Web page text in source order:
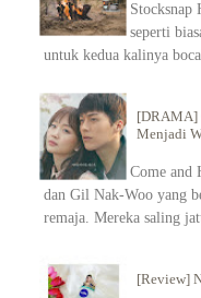
Stocksnap
seperti
untuk kedua kalinya
[DRAMA]
Menjadi
Come and
dan Gil Nak-Woo yang
remaja. Mereka saling
[Review]